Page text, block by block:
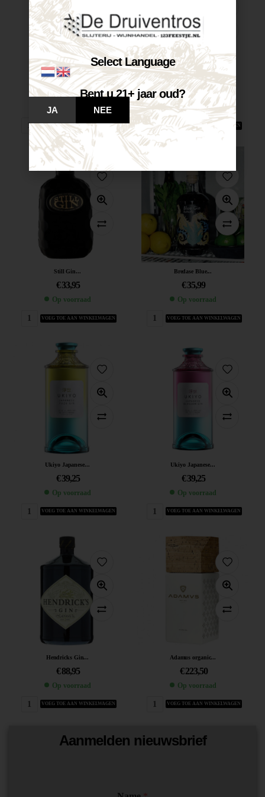
Normindia Gin...
€26,65
Op voorraad
VOEG TOE AAN WINKELWAGEN
Bombay Sapphire...
€32,60
Op voorraad
VOEG TOE AAN WINKELWAGEN
Still Gin...
€33,95
Op voorraad
VOEG TOE AAN WINKELWAGEN
Bredase Blue...
€35,99
Op voorraad
VOEG TOE AAN WINKELWAGEN
Ukiyo Japanese...
€39,25
Op voorraad
VOEG TOE AAN WINKELWAGEN
Ukiyo Japanese...
€39,25
Op voorraad
VOEG TOE AAN WINKELWAGEN
Hendricks Gin...
€88,95
Op voorraad
VOEG TOE AAN WINKELWAGEN
Adamus organic...
€ 223,50
Op voorraad
VOEG TOE AAN WINKELWAGEN
Aanmelden nieuwsbrief
Select Language
Bent u 21+ jaar oud?
JA NEE